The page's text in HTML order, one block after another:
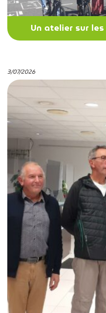
Un atelier sur
3/07/2026